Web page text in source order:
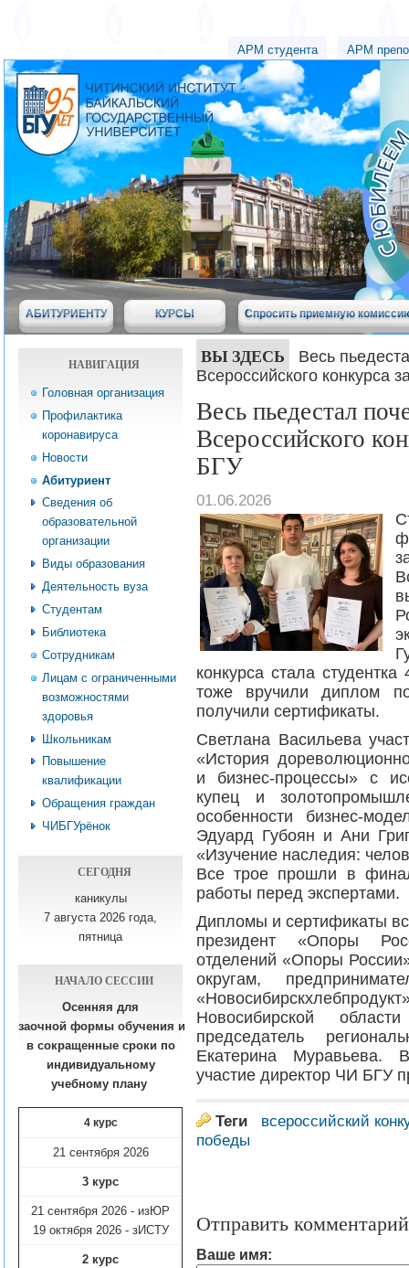
АРМ студента АРМ
АБИТУРИЕНТУ КУРСЫ Спросить приемную
НАВИГАЦИЯ
Головная организация
Профилактика
коронавируса
Новости
Абитуриент
Сведения об
образовательной
организации
Виды образования
Деятельность вуза
Студентам
Библиотека
Сотрудникам
Лицам с ограниченными
возможностями
здоровья
Школьникам
Повышение
квалификации
Обращения граждан
ЧИБГУрёнок
СЕГОДНЯ
каникулы
7 августа 2026 года,
пятница
НАЧАЛО СЕССИИ
Осенняя для
заочной формы обучения и
в сокращенные сроки по
индивидуальному
учебному плану​
4 курс
21 сентября 2026
3 курс
21 сентября 2026 - изЮР
19 октября 2026 - зИСТУ
2 курс
ВЫ ЗДЕСЬ
Весь
Всероссийского конкурса
Весь пьедестал
Всероссийского
БГУ
01.06.2026
конкурса стала
тоже вручили диплом
получили сертификаты.
Светлана Васильева
«История
и бизнес-процессы» с
купец и
особенности бизнес-
Эдуард Губоян и Ани
«Изучение наследия:
Все трое прошли в
работы перед экспертами.
Дипломы и сертификаты
президент «Опоры
отделений «Опоры
округам,
Новосибирской
председатель
Екатерина Муравьева.
участие директор ЧИ БГУ
Теги
всероссийский
победы
Отправить комментарий
Ваше имя: